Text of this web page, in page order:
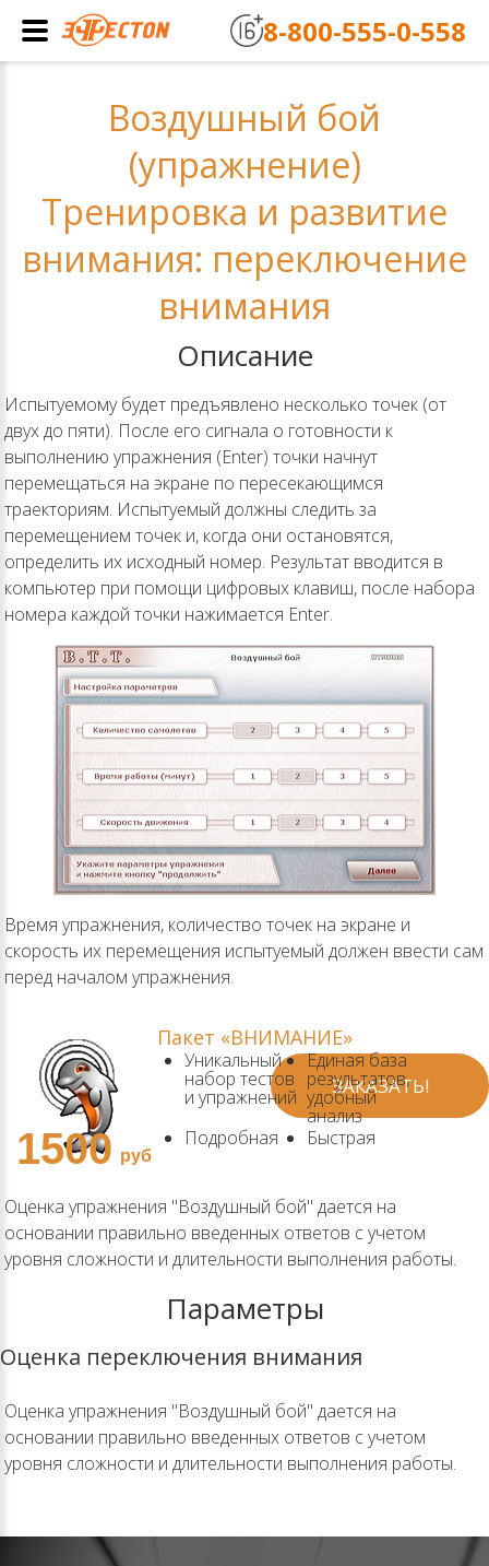
Воздушный бой
(упражнение)
Тренировка и развитие
внимания: переключение
внимания
Описание
Испытуемому будет предъявлено несколько точек (от
двух до пяти). После его сигнала о готовности к
выполнению упражнения (Enter) точки начнут
перемещаться на экране по пересекающимся
траекториям. Испытуемый должны следить за
перемещением точек и, когда они остановятся,
определить их исходный номер. Результат вводится в
компьютер при помощи цифровых клавиш, после набора
номера каждой точки нажимается Enter.
Время упражнения, количество точек на экране и
скорость их перемещения испытуемый должен ввести сам
перед началом упражнения.
1500 руб
Пакет «ВНИМАНИЕ»
Уникальный
набор тестов
и упражнений
Единая база
результатов,
удобный
анализ
Подробная
документация
Быстрая
техническая
Бесплатные
обновления
ЗАКАЗАТЬ!
Оценка упражнения "Воздушный бой" дается на
основании правильно введенных ответов с учетом
уровня сложности и длительности выполнения работы.
Параметры
Оценка переключения внимания
Оценка упражнения "Воздушный бой" дается на
основании правильно введенных ответов с учетом
уровня сложности и длительности выполнения работы.
8-800-555-0-558